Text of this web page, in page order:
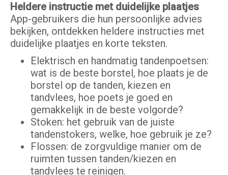
Heldere instructie met duidelijke plaatjes
App-gebruikers die hun persoonlijke advies
bekijken, ontdekken heldere instructies met
duidelijke plaatjes en korte teksten.
Elektrisch en handmatig tandenpoetsen:
wat is de beste borstel, hoe plaats je de
borstel op de tanden, kiezen en
tandvlees, hoe poets je goed en
gemakkelijk in de beste volgorde?
Stoken: het gebruik van de juiste
tandenstokers, welke, hoe gebruik je ze?
Flossen: de zorgvuldige manier om de
ruimten tussen tanden/kiezen en
tandvlees te reinigen.